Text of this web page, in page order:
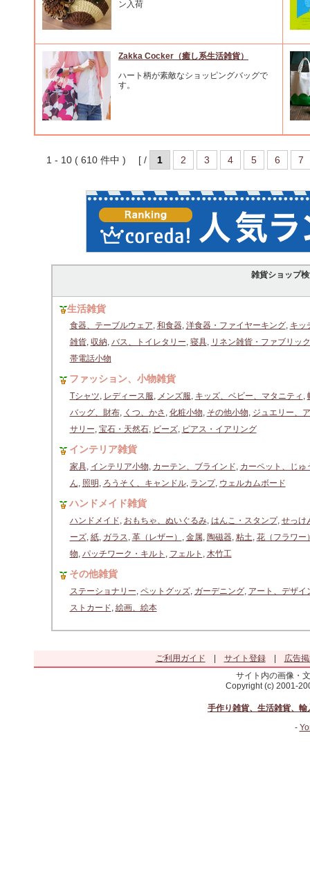
ン入荷
Zakka Cocker（癒し系生活雑貨）
ハート柄が素敵なショッピングバッグで
す。
1 - 10 ( 610 件中 ) [ / 1 2 3 4 5 6 7
雑貨ショップ
生活雑貨
食器、テーブルウェア, 和食器, 洋食器・ファイヤーキング, キッ
雑貨, 収納, バス、トイレタリー, 寝具, リネン雑貨・ファブリック
帯電話小物
ファッション、小物雑貨
Tシャツ, レディース服, メンズ服, キッズ、ベビー、マタニティ ,
バッグ、財布, くつ、かさ , 化粧小物, その他小物, ジュエリー、
サリー, 宝石・天然石, ビーズ, ピアス・イアリング
インテリア雑貨
家具, インテリア小物, カーテン、ブラインド, カーペット、じゅ
ん, 照明 , ろうそく、キャンドル, ランプ, ウェルカムボード
ハンドメイド雑貨
ハンドメイド, おもちゃ、ぬいぐるみ, はんこ・スタンプ, せっけ
ーズ, 紙, ガラス, 革（レザー） , 金属, 陶磁器, 粘土, 花（フラワー
物, パッチワーク・キルト , フェルト , 木竹工
その他雑貨
ステーショナリー, ペットグッズ, ガーデニング, アート、デザイ
ストカード, 絵画、絵本
ご利用ガイド サイト登録|
広告
サイト内の画像・
Copyright (c) 2001-
手作り雑貨、生活雑貨、
-